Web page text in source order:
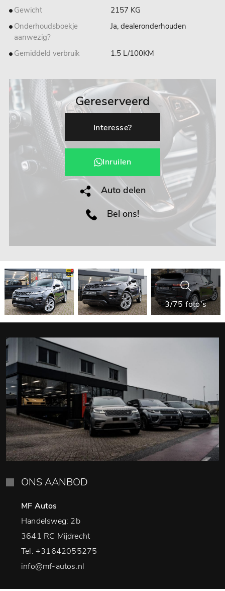
Gewicht
2157 KG
Onderhoudsboekje
aanwezig?
Ja, dealeronderhouden
Gemiddeld verbruik 1.5 L/100KM
Gereserveerd
Interesse?
Inruilen
Auto delen
Bel ons!
3/75 foto's
ONS AANBOD
MF Autos
Handelsweg: 2b
3641 RC Mijdrecht
Tel: +31642055275
info@mf-autos.nl